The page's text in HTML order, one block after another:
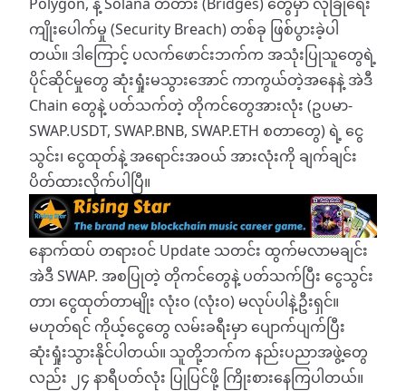
ကျိုးပေါက်မှု (Security Breach) တစ်ခု ဖြစ်ပွားခဲ့ပါ
တယ်။ ဒါကြောင့် ပလက်ဖောင်းဘက်က အသုံးပြုသူတွေရဲ့
ပိုင်ဆိုင်မှုတွေ ဆုံးရှုံးမသွားအောင် ကာကွယ်တဲ့အနေနဲ့ အဲဒီ
Chain တွေနဲ့ ပတ်သက်တဲ့ တိုကင်တွေအားလုံး (ဥပမာ-
SWAP.USDT, SWAP.BNB, SWAP.ETH စတာတွေ) ရဲ့ ငွေ
သွင်း၊ ငွေထုတ်နဲ့ အရောင်းအဝယ် အားလုံးကို ချက်ချင်း
ပိတ်ထားလိုက်ပါပြီ။
​နောက်ထပ် တရားဝင် Update သတင်း ထွက်မလာမချင်း
အဲဒီ SWAP. အစပြုတဲ့ တိုကင်တွေနဲ့ ပတ်သက်ပြီး ငွေသွင်း
တာ၊ ငွေထုတ်တာမျိုး လုံးဝ (လုံးဝ) မလုပ်ပါနဲ့ဦးရှင်။
မဟုတ်ရင် ကိုယ့်ငွေတွေ လမ်းခရီးမှာ ပျောက်ပျက်ပြီး
ဆုံးရှုံးသွားနိုင်ပါတယ်။ သူတို့ဘက်က နည်းပညာအဖွဲ့တွေ
လည်း ၂၄ နာရီပတ်လုံး ပြုပြင်ဖို့ ကြိုးစားနေကြပါတယ်။